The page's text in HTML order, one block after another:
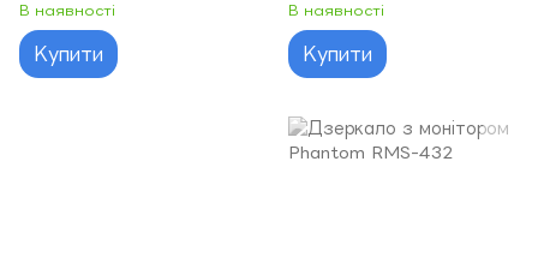
В наявності
Купити
В наявності
Купити